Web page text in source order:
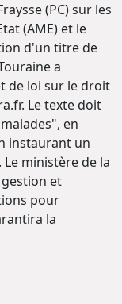
(PC) sur les
(AME) et le
d'un titre de
a
de loi sur le droit
Le texte doit
en
instaurant un
ministère de la
et
pour
la